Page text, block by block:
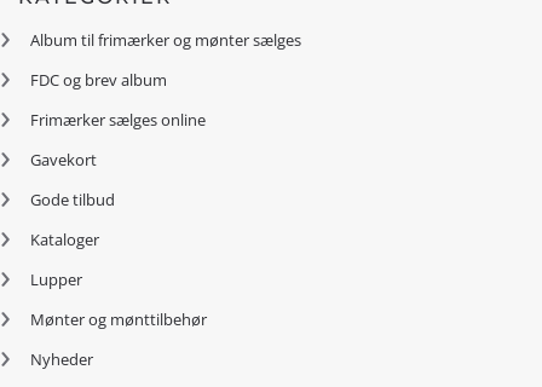
Album til frimærker og mønter sælges
FDC og brev album
Frimærker sælges online
Gavekort
Gode tilbud
Kataloger
Lupper
Mønter og mønttilbehør
Nyheder